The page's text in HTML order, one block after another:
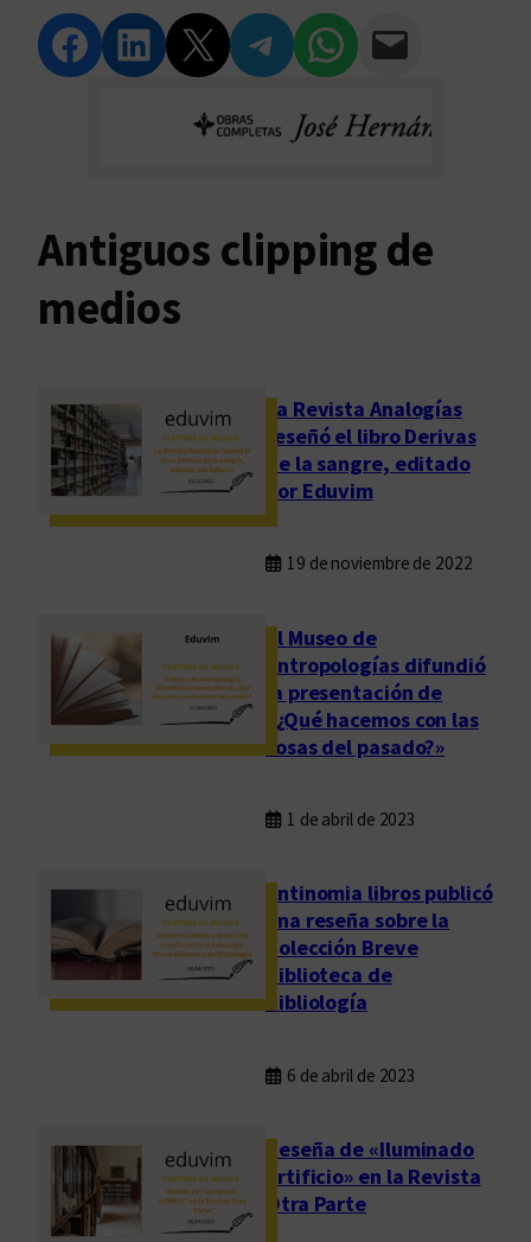
Compartir en Facebook Compartir en LinkedIn Compartir en Twitter Compartir en Telegram Compartir en WhatsApp Compartir vía Email
Antiguos clipping de
medios
La Revista Analogías
reseñó el libro Derivas
de la sangre, editado
por Eduvim
19 de noviembre de 2022
El Museo de
Antropologías difundió
la presentación de
«¿Qué hacemos con las
cosas del pasado?»
1 de abril de 2023
Antinomia libros publicó
una reseña sobre la
Colección Breve
Biblioteca de
Bibliología
6 de abril de 2023
Reseña de «Iluminado
artificio» en la Revista
Otra Parte